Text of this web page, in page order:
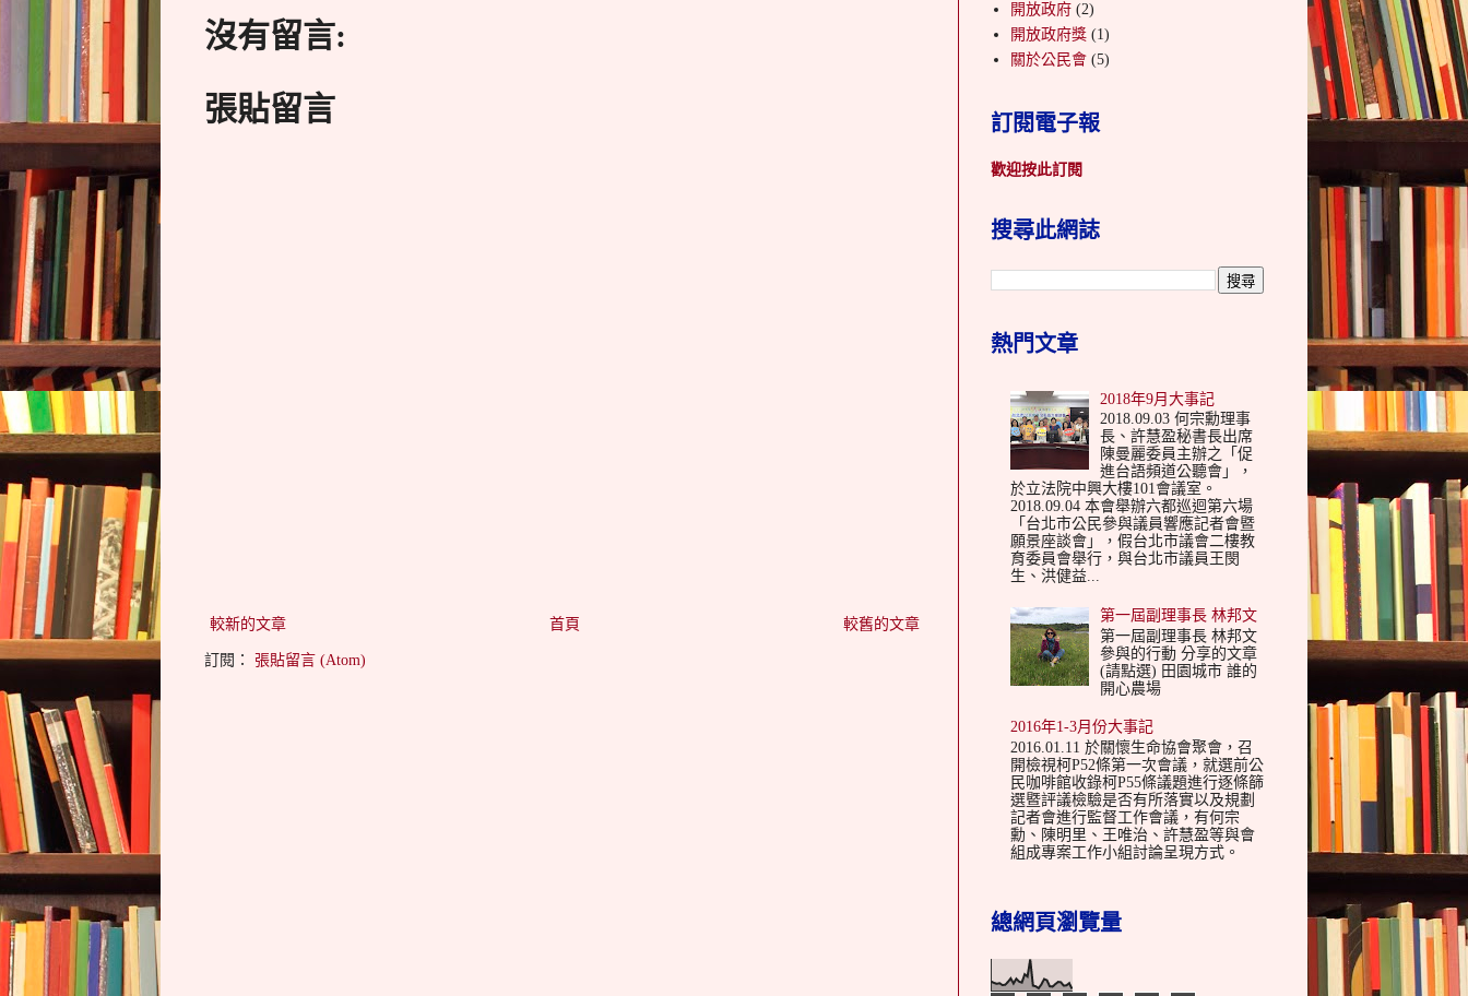
沒有留言:
張貼留言
較新的文章 較舊的文章
首頁
訂閱： 張貼留言 (Atom)
開放政府 (2)
開放政府獎 (1)
關於公民會 (5)
訂閱電子報
歡迎按此訂閱
搜尋此網誌
熱門文章
2018年9月大事記
2018.09.03 何宗勳理事
長、許慧盈秘書長出席
陳曼麗委員主辦之「促
進台語頻道公聽會」，
於立法院中興大樓101會議室。
2018.09.04 本會舉辦六都巡迴第六場
「台北市公民參與議員響應記者會暨
願景座談會」，假台北市議會二樓教
育委員會舉行，與台北市議員王閔
生、洪健益...
第一屆副理事長 林邦文
第一屆副理事長 林邦文
參與的行動 分享的文章
(請點選) 田園城市 誰的
開心農場
2016年1-3月份大事記
2016.01.11 於關懷生命協會聚會，召
開檢視柯P52條第一次會議，就選前公
民咖啡館收錄柯P55條議題進行逐條篩
選暨評議檢驗是否有所落實以及規劃
記者會進行監督工作會議，有何宗
勳、陳明里、王唯治、許慧盈等與會
組成專案工作小組討論呈現方式。
總網頁瀏覽量